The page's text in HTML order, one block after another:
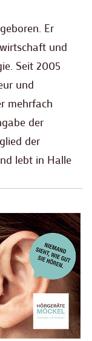
Er
und
Seit 2005
und
mehrfach
der
der
lebt in Halle